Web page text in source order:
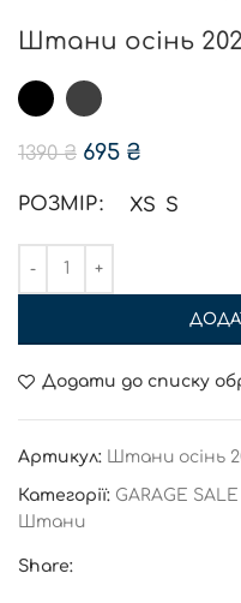
Штани осінь
1390₴ 695 ₴
РОЗМІР XS S
Додати до списку
Артикул: Штани осінь
Категорії: GARAGE
Штани
Share: